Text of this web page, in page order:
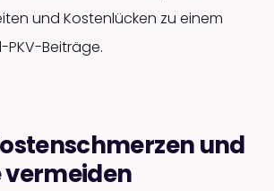
und Kosten­lücken zu einem
PKV-Beiträge.
und
vermeiden